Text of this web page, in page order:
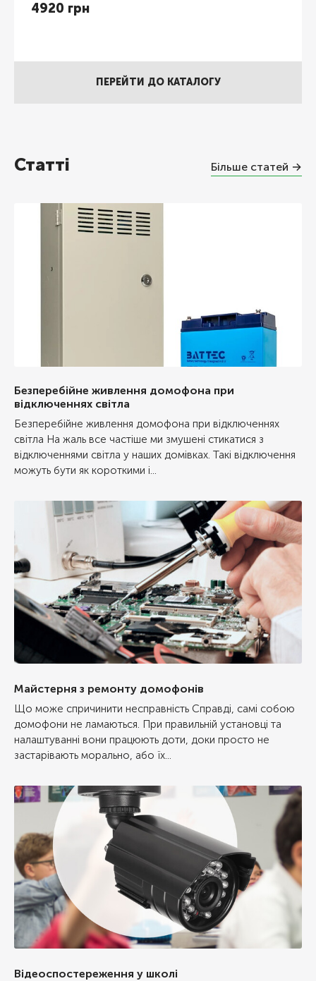
4920 грн
ПЕРЕЙТИ ДО КАТАЛОГУ
Статті Більше статей →
Безперебійне живлення домофона при
відключеннях світла
Безперебійне живлення домофона при відключеннях
світла На жаль все частіше ми змушені стикатися з
відключеннями світла у наших домівках. Такі відключення
можуть бути як короткими і...
Майстерня з ремонту домофонів
Що може спричинити несправність Справді, самі собою
домофони не ламаються. При правильній установці та
налаштуванні вони працюють доти, доки просто не
застарівають морально, або їх...
Відеоспостереження у школі